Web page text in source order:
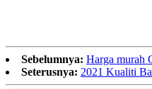
Sebelumnya: Harga murah
Seterusnya: 2021 Kualiti